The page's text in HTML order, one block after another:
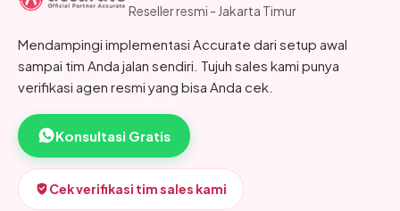
Reseller resmi - Jakarta Timur
Mendampingi implementasi Accurate dari setup awal
sampai tim Anda jalan sendiri. Tujuh sales kami punya
verifikasi agen resmi yang bisa Anda cek.
Konsultasi Gratis
Cek verifikasi tim sales kami